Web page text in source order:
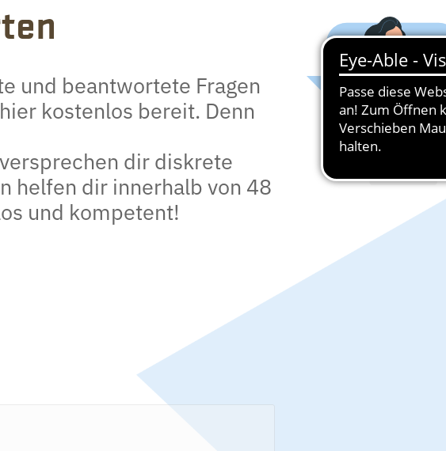
und beantwortete Fragen
kostenlos bereit. Denn
dir diskrete
helfen dir innerhalb von 48
und kompetent!